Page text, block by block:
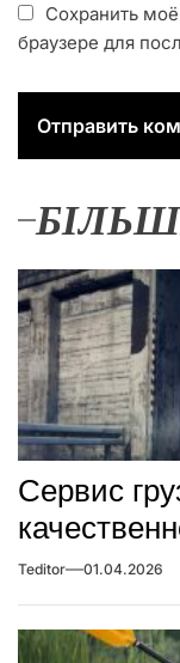
Сохранить
браузере для
Сервис
Teditor 01.04.2026